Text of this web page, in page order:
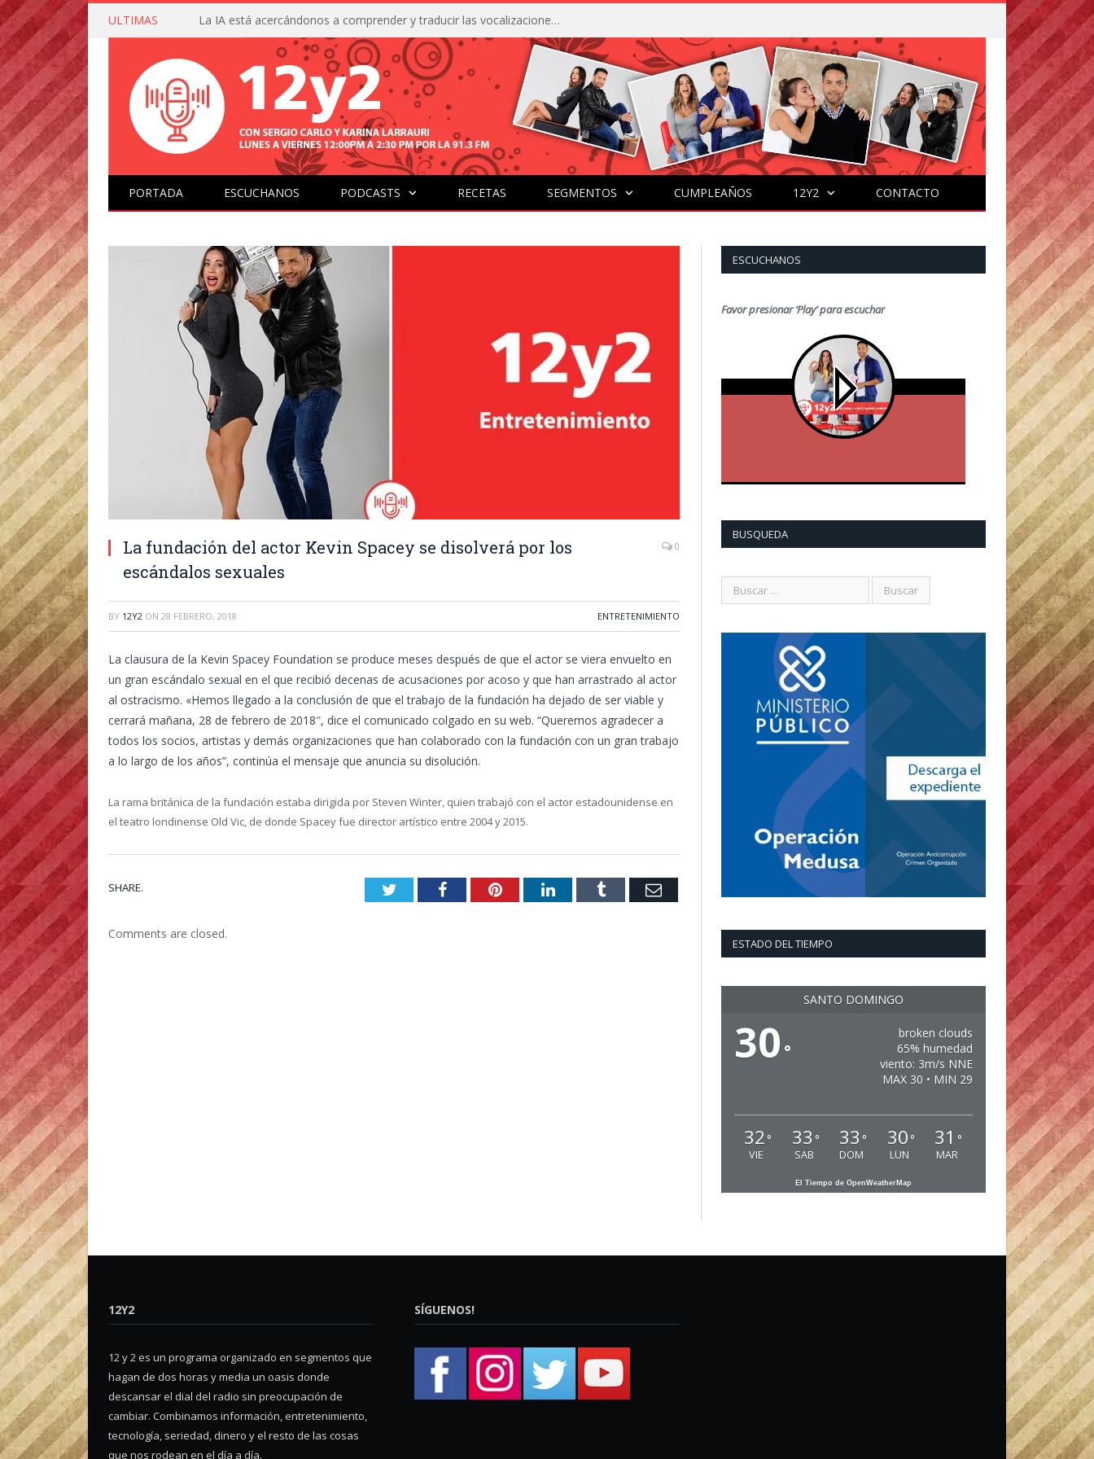
ULTIMAS La IA está acercándonos a comprender y traducir las vocalizaciones y comportamientos de nuestras mascotas
PORTADA ESCUCHANOS PODCASTS RECETAS SEGMENTOS CUMPLEAÑOS 12Y2 CONTACTO
La fundación del actor Kevin Spacey se disolverá por los
escándalos sexuales
0
BY 12Y2 ON 28 FEBRERO, 2018 ENTRETENIMIENTO
La clausura de la Kevin Spacey Foundation se produce meses después de que el actor se viera envuelto en
un gran escándalo sexual en el que recibió decenas de acusaciones por acoso y que han arrastrado al actor
al ostracismo. «Hemos llegado a la conclusión de que el trabajo de la fundación ha dejado de ser viable y
cerrará mañana, 28 de febrero de 2018″, dice el comunicado colgado en su web. “Queremos agradecer a
todos los socios, artistas y demás organizaciones que han colaborado con la fundación con un gran trabajo
a lo largo de los años”, continúa el mensaje que anuncia su disolución.
La rama británica de la fundación estaba dirigida por Steven Winter, quien trabajó con el actor estadounidense en
el teatro londinense Old Vic, de donde Spacey fue director artístico entre 2004 y 2015.
SHARE. TwitterFacebookPinterestLinkedInTumblr Email
Comments are closed.
ESCUCHANOS
Favor presionar ‘Play’ para escuchar
BUSQUEDA
ESTADO DEL TIEMPO
SANTO DOMINGO
30 °
broken clouds
65% humedad
viento: 3m/s NNE
MAX 30 • MIN 29
32 °
VIE
33 °
SAB
33 °
DOM
30 °
LUN
31 °
MAR
El Tiempo de OpenWeatherMap
12Y2
12 y 2 es un programa organizado en segmentos que
hagan de dos horas y media un oasis donde
descansar el dial del radio sin preocupación de
cambiar. Combinamos información, entretenimiento,
tecnología, seriedad, dinero y el resto de las cosas
que nos rodean en el día a día.
SÍGUENOS!